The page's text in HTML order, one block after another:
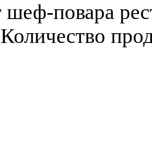
шеф-повара
Количество